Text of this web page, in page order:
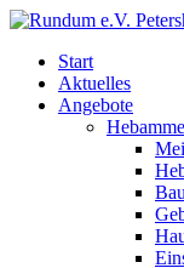
Start
Aktuelles
Angebote